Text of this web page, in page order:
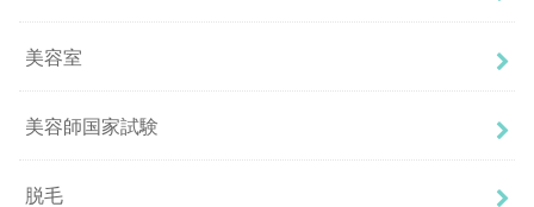
美容室
美容師国家試験
脱毛